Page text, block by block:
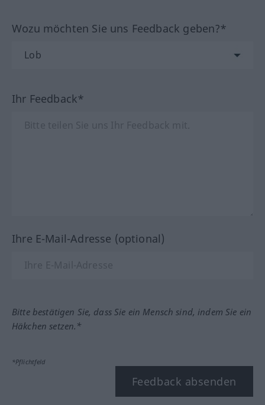
Wozu möchten Sie uns Feedback geben?*
Ihr Feedback*
Ihre E-Mail-Adresse (optional)
Bitte bestätigen Sie, dass Sie ein Mensch sind, indem Sie ein
Häkchen setzen.*
*Pflichtfeld
Feedback absenden